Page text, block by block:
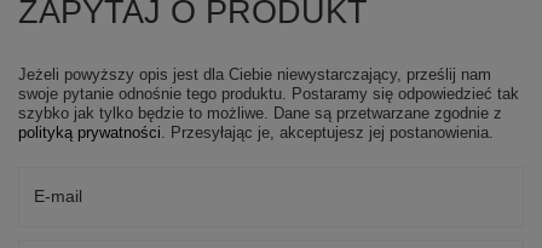
ZAPYTAJ O PRODUKT
Jeżeli powyższy opis jest dla Ciebie niewystarczający, prześlij nam
swoje pytanie odnośnie tego produktu. Postaramy się odpowiedzieć tak
szybko jak tylko będzie to możliwe. Dane są przetwarzane zgodnie z
polityką prywatności. Przesyłając je, akceptujesz jej postanowienia.
E-mail